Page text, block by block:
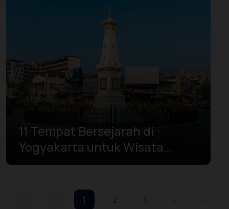
11 Tempat Bersejarah di
Yogyakarta untuk Wisata
Edukatif
1